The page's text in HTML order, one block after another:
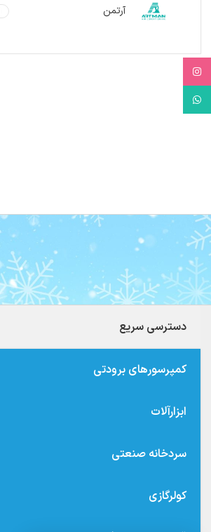
آرتمن
دسترسی سریع
کمپرسورهای برودتی
ابزارآلات
سردخانه صنعتی
کولرگازی